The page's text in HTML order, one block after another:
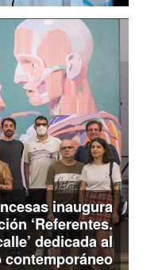
inaugura
‘Referentes.
dedicada al
contemporáneo